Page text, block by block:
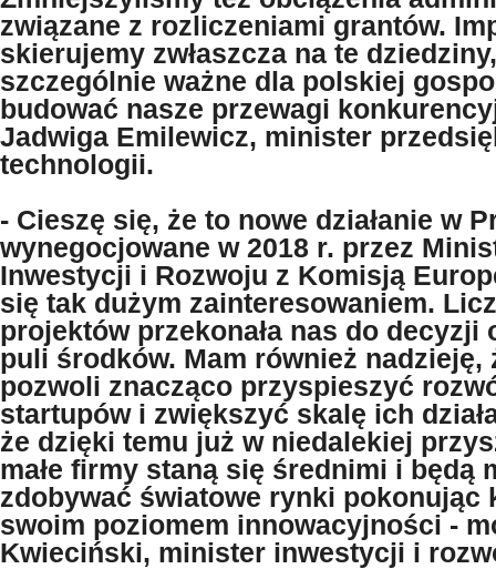
związane z rozliczeniami grantów.
skierujemy zwłaszcza na te
szczególnie ważne dla polskiej
budować nasze przewagi
Jadwiga Emilewicz, minister
technologii.
- Cieszę się, że to nowe działanie w
wynegocjowane w 2018 r. przez
Inwestycji i Rozwoju z Komisją
się tak dużym zainteresowaniem.
projektów przekonała nas do decyzji
puli środków. Mam również nadzieję,
pozwoli znacząco przyspieszyć
startupów i zwiększyć skalę ich
że dzięki temu już w niedalekiej
małe firmy staną się średnimi i będą
zdobywać światowe rynki pokonując
swoim poziomem innowacyjności -
Kwieciński, minister inwestycji i